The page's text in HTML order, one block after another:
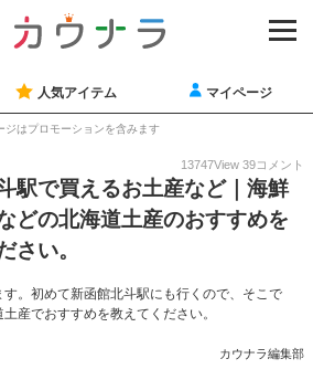
人気アイテム マイページ
ジはプロモーションを含みます
13747View 39コメント
駅で買えるお土産など｜海鮮
どの北海道土産のおすすめを
さい。
。初めて新函館北斗駅にも行くので、そこで
産でおすすめを教えてください。
カウナラ編集部